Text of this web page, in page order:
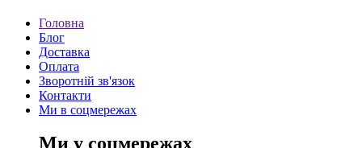
Головна
Блог
Доставка
Оплата
Зворотній зв'язок
Контакти
Ми в соцмережах
Ми у соцмережах